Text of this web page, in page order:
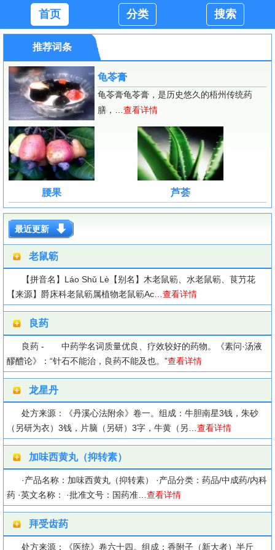
首页 分类 搜索
推荐词条
龟苓膏
龟苓膏龟苓膏，是历史悠久的梧州传统药
膳，… 查看详情
腰果 芦荟
最近更新
老鼠簕
【拼音名】Láo Shǔ Lè【别名】木老鼠簕、水老鼠簕、茛芀花
【来源】爵床科老鼠簕属植物老鼠簕Ac… 查看详情
良药
良药 - 中药学名词质量优良、疗效较好的药物。《素问·汤液
醪醴论》：“针石不能治，良药不能及也。”查看详情
龙星丹
处方来源：《丹溪心法附余》卷一。组成：牛胆南星3钱，朱砂
（另研为衣）3钱，片脑（另研）3字，牛黄（另… 查看详情
加味西黄丸（抑转素）
·产品名称：加味西黄丸（抑转素） ·产品分类：药品/中成药/内科
药 ·英文名称： ·批准文号：国药准… 查看详情
拜受齿药
处方来源：《医统》卷六十四。组成：香附子（新大者）半斤